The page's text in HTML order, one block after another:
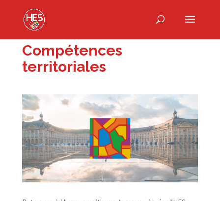
Compétences
territoriales